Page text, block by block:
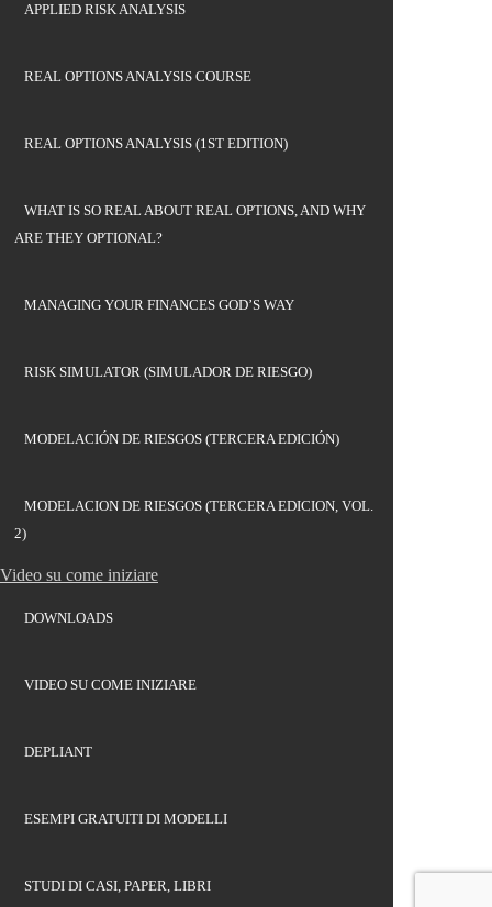
APPLIED RISK ANALYSIS
REAL OPTIONS ANALYSIS COURSE
REAL OPTIONS ANALYSIS (1ST EDITION)
WHAT IS SO REAL ABOUT REAL OPTIONS, AND WHY
ARE THEY OPTIONAL?
MANAGING YOUR FINANCES GOD’S WAY
RISK SIMULATOR (SIMULADOR DE RIESGO)
MODELACIÓN DE RIESGOS (TERCERA EDICIÓN)
MODELACION DE RIESGOS (TERCERA EDICION, VOL.
2)
Video su come iniziare
DOWNLOADS
VIDEO SU COME INIZIARE
DEPLIANT
ESEMPI GRATUITI DI MODELLI
STUDI DI CASI, PAPER, LIBRI